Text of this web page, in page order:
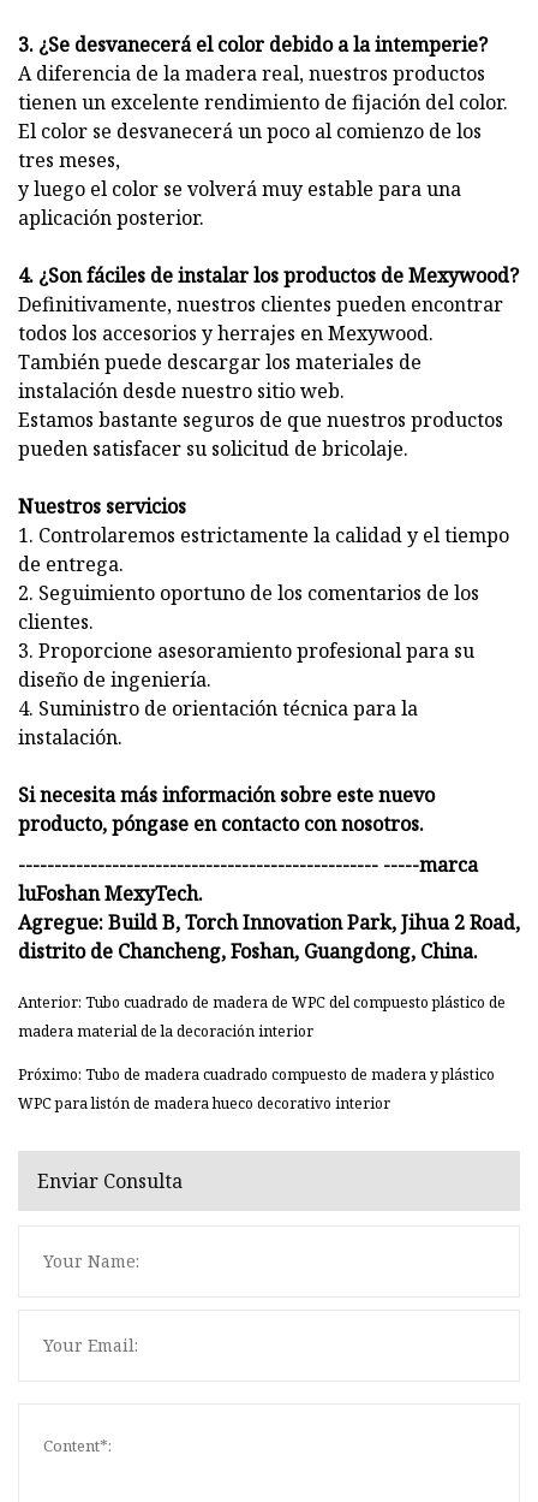
3. ¿Se desvanecerá el color debido a la intemperie?
A diferencia de la madera real, nuestros productos
tienen un excelente rendimiento de fijación del color.
El color se desvanecerá un poco al comienzo de los
tres meses,
y luego el color se volverá muy estable para una
aplicación posterior.
4. ¿Son fáciles de instalar los productos de Mexywood?
Definitivamente, nuestros clientes pueden encontrar
todos los accesorios y herrajes en Mexywood.
También puede descargar los materiales de
instalación desde nuestro sitio web.
Estamos bastante seguros de que nuestros productos
pueden satisfacer su solicitud de bricolaje.
Nuestros servicios
1. Controlaremos estrictamente la calidad y el tiempo
de entrega.
2. Seguimiento oportuno de los comentarios de los
clientes.
3. Proporcione asesoramiento profesional para su
diseño de ingeniería.
4. Suministro de orientación técnica para la
instalación.
Si necesita más información sobre este nuevo
producto, póngase en contacto con nosotros.
-------------------------------------------------- -----marca
luFoshan MexyTech.
Agregue: Build B, Torch Innovation Park, Jihua 2 Road,
distrito de Chancheng, Foshan, Guangdong, China.
Anterior: Tubo cuadrado de madera de WPC del compuesto plástico de
madera material de la decoración interior
Próximo: Tubo de madera cuadrado compuesto de madera y plástico
WPC para listón de madera hueco decorativo interior
Enviar Consulta